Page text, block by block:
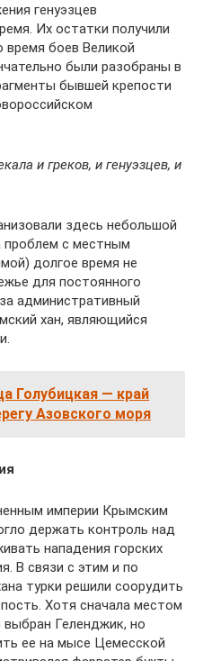
генуэзцев
Их остатки получили
время боев Великой
были разобраны в
бывшей крепости
и греков, и генуэзцев, и
здесь небольшой
проблем с местным
долгое время не
для постоянного
административный
хан, являющийся
Голубицкая — край
Азовского моря
империи Крымским
держать контроль над
нападения горских
В связи с этим и по
турки решили соорудить
Хотя сначала местом
Геленджик, но
ее на мысе Цемесской